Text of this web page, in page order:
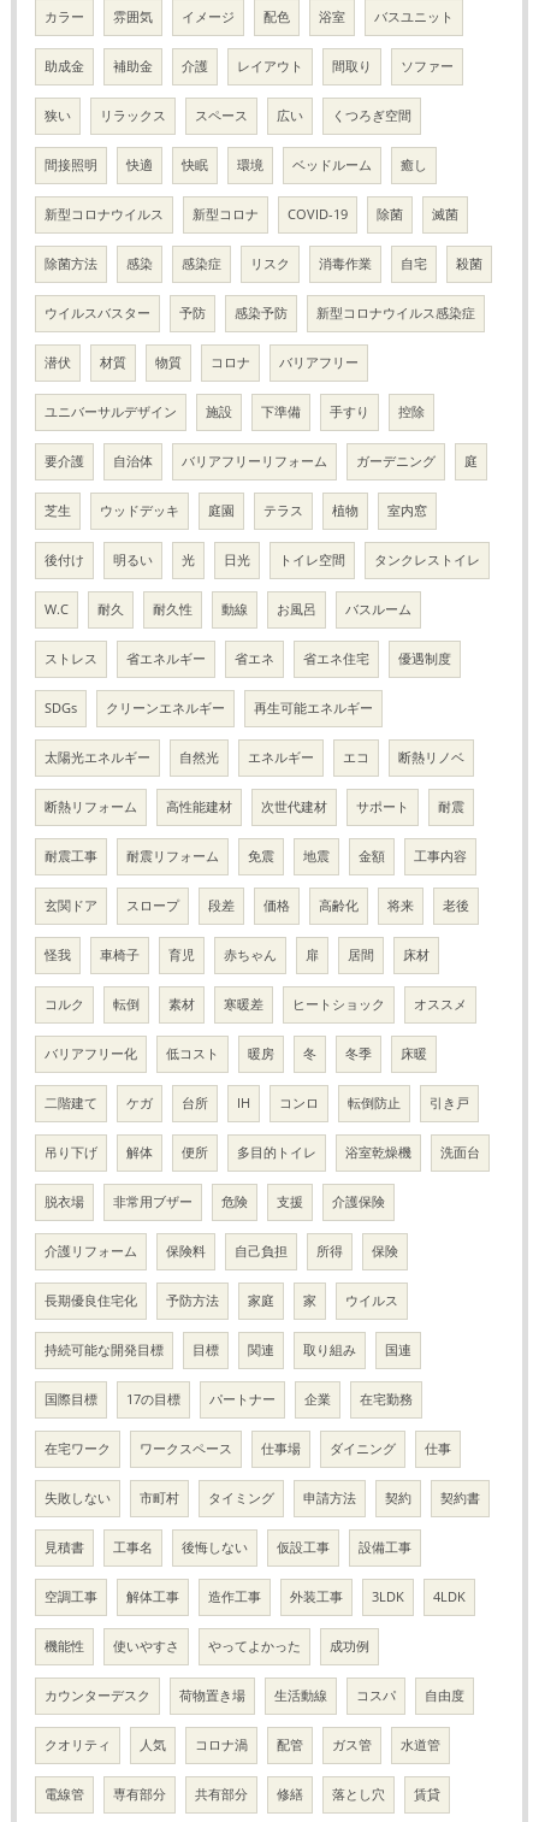
カラー 雰囲気 イメージ 配色 浴室 バスユニット
助成金 補助金 介護 レイアウト 間取り ソファー
狭い リラックス スペース 広い くつろぎ空間
間接照明 快適 快眠 環境 ベッドルーム 癒し
新型コロナウイルス 新型コロナ COVID-19 除菌 滅菌
除菌方法 感染 感染症 リスク 消毒作業 自宅 殺菌
ウイルスバスター 予防 感染予防 新型コロナウイルス感染症
潜伏 材質 物質 コロナ バリアフリー
ユニバーサルデザイン 施設 下準備 手すり 控除
要介護 自治体 バリアフリーリフォーム ガーデニング 庭
芝生 ウッドデッキ 庭園 テラス 植物 室内窓
後付け 明るい 光 日光 トイレ空間 タンクレストイレ
W.C 耐久 耐久性 動線 お風呂 バスルーム
ストレス 省エネルギー 省エネ 省エネ住宅 優遇制度
SDGs クリーンエネルギー 再生可能エネルギー
太陽光エネルギー 自然光 エネルギー エコ 断熱リノベ
断熱リフォーム 高性能建材 次世代建材 サポート 耐震
耐震工事 耐震リフォーム 免震 地震 金額 工事内容
玄関ドア スロープ 段差 価格 高齢化 将来 老後
怪我 車椅子 育児 赤ちゃん 扉 居間 床材
コルク 転倒 素材 寒暖差 ヒートショック オススメ
バリアフリー化 低コスト 暖房 冬 冬季 床暖
二階建て ケガ 台所 IH コンロ 転倒防止 引き戸
吊り下げ 解体 便所 多目的トイレ 浴室乾燥機 洗面台
脱衣場 非常用ブザー 危険 支援 介護保険
介護リフォーム 保険料 自己負担 所得 保険
長期優良住宅化 予防方法 家庭 家 ウイルス
持続可能な開発目標 目標 関連 取り組み 国連
国際目標 17の目標 パートナー 企業 在宅勤務
在宅ワーク ワークスペース 仕事場 ダイニング 仕事
失敗しない 市町村 タイミング 申請方法 契約 契約書
見積書 工事名 後悔しない 仮設工事 設備工事
空調工事 解体工事 造作工事 外装工事 3LDK 4LDK
機能性 使いやすさ やってよかった 成功例
カウンターデスク 荷物置き場 生活動線 コスパ 自由度
クオリティ 人気 コロナ渦 配管 ガス管 水道管
電線管 専有部分 共有部分 修繕 落とし穴 賃貸